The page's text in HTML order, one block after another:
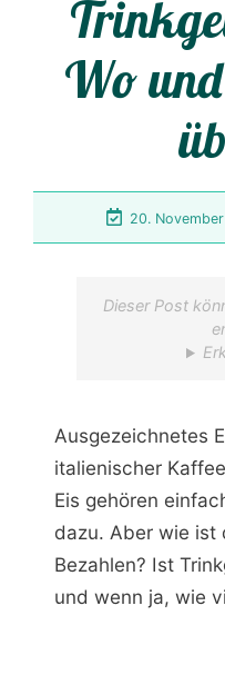
Wo
20.
Dieser Post
Ausgezeichnetes
italienischer
Eis gehören
dazu. Aber wie ist
Bezahlen? Ist
und wenn ja, wie